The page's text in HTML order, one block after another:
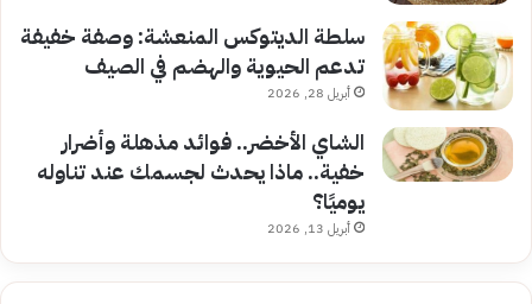
سلطة الديتوكس المنعشة: وصفة خفيفة
تدعم الحيوية والهضم في الصيف
أبريل 28, 2026
الشاي الأخضر.. فوائد مذهلة وأضرار
خفية.. ماذا يحدث لجسمك عند تناوله
يوميًا؟
أبريل 13, 2026